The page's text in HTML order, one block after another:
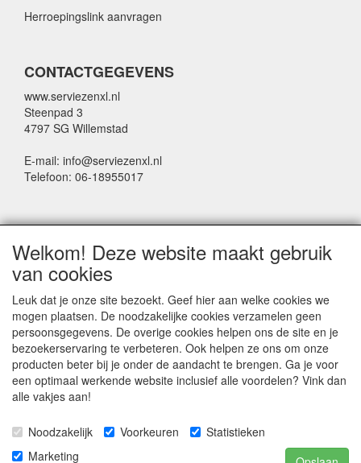
Herroepingslink aanvragen
CONTACTGEGEVENS
www.serviezenxl.nl
Steenpad 3
4797 SG Willemstad
E-mail: info@serviezenxl.nl
Telefoon: 06-18955017
Voornaam
Achternaam
E-mail
Welkom! Deze website maakt gebruik
van cookies
Leuk dat je onze site bezoekt. Geef hier aan welke cookies we
mogen plaatsen. De noodzakelijke cookies verzamelen geen
persoonsgegevens. De overige cookies helpen ons de site en je
bezoekerservaring te verbeteren. Ook helpen ze ons om onze
producten beter bij je onder de aandacht te brengen. Ga je voor
een optimaal werkende website inclusief alle voordelen? Vink dan
alle vakjes aan!
Noodzakelijk Voorkeuren
Statistieken
Marketing